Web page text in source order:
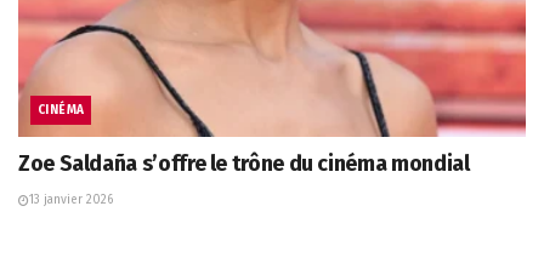
CINÉMA
Zoe Saldaña s’offre le trône du cinéma mondial
13 janvier 2026